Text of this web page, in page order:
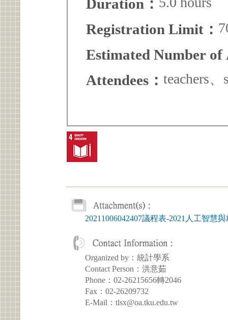
Duration：
Registration Limit：
Estimated Number of
Attendees： teachers
20211006042407議程表-2021人工智慧
Organized by：統計學系
Contact Person：洪意茹
Phone：02-26215656轉2046
Fax：02-26209732
E-Mail：tlsx@oa.tku.edu.tw